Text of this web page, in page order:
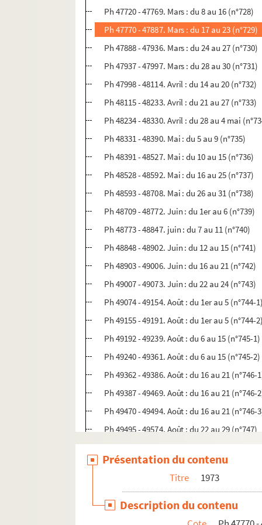
Ph 47720 - 47769. Mars : du 8 au 16 (n°728)
Ph 47770 - 47887. Mars : du 17 au 23 (n°729)
Ph 47888 - 47936. Mars : du 24 au 27 (n°730)
Ph 47937 - 47997. Mars : du 28 au 30 (n°731)
Ph 47998 - 48114. Avril : du 14 au 20 (n°732)
Ph 48115 - 48233. Avril : du 21 au 27 (n°733)
Ph 48234 - 48330. Avril : du 28 au 4 mai
Ph 48331 - 48390. Mai : du 5 au 9 (n°735)
Ph 48391 - 48527. Mai : du 10 au 15 (n°736)
Ph 48528 - 48592. Mai : du 16 au 25 (n°737)
Ph 48593 - 48708. Mai : du 26 au 31 (n°738)
Ph 48709 - 48772. Juin : du 1er au 6 (n°739)
Ph 48773 - 48847. juin : du 7 au 11 (n°740)
Ph 48848 - 48902. Juin : du 12 au 15 (n°741)
Ph 48903 - 49006. Juin : du 16 au 21 (n°742)
Ph 49007 - 49073. Juin : du 22 au 24 (n°743)
Ph 49074 - 49154. Août : du 1er au 5 (n°744-
Ph 49155 - 49191. Août : du 1er au 5 (n°744-
Ph 49192 - 49239. Août : du 6 au 15 (n°745-1)
Ph 49240 - 49361. Août : du 6 au 15 (n°745-2)
Ph 49362 - 49386. Août : du 16 au 21 (n°746-
Ph 49387 - 49469. Août : du 16 au 21 (n°746-
Ph 49470 - 49494. Août : du 16 au 21 (n°746-
Ph 49495 - 49574. Août : du 22 au 29 (n°747)
Ph 49575 - 49654. Août : du 30 au 2
Ph 49655 - 49711. Septembre : du 3 au 9
Ph 49712 - 49741. Septembre : du 3 au 9
Ph 49742 - 49816. Septembre : du 10 au 15
Ph 49817 - 49871. Septembre : du 10 au 15
Présentation du contenu
Titre 1973
Description du contenu